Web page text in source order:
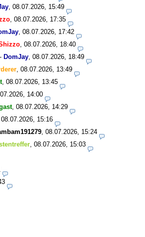
, 08.07.2026, 15:49
, 08.07.2026, 17:35
, 08.07.2026, 17:42
, 08.07.2026, 18:40
- DomJay, 08.07.2026, 18:49
, 08.07.2026, 13:49
, 08.07.2026, 13:45
14:00
, 08.07.2026, 14:29
08.07.2026, 15:16
, 08.07.2026, 15:24
, 08.07.2026, 15:03